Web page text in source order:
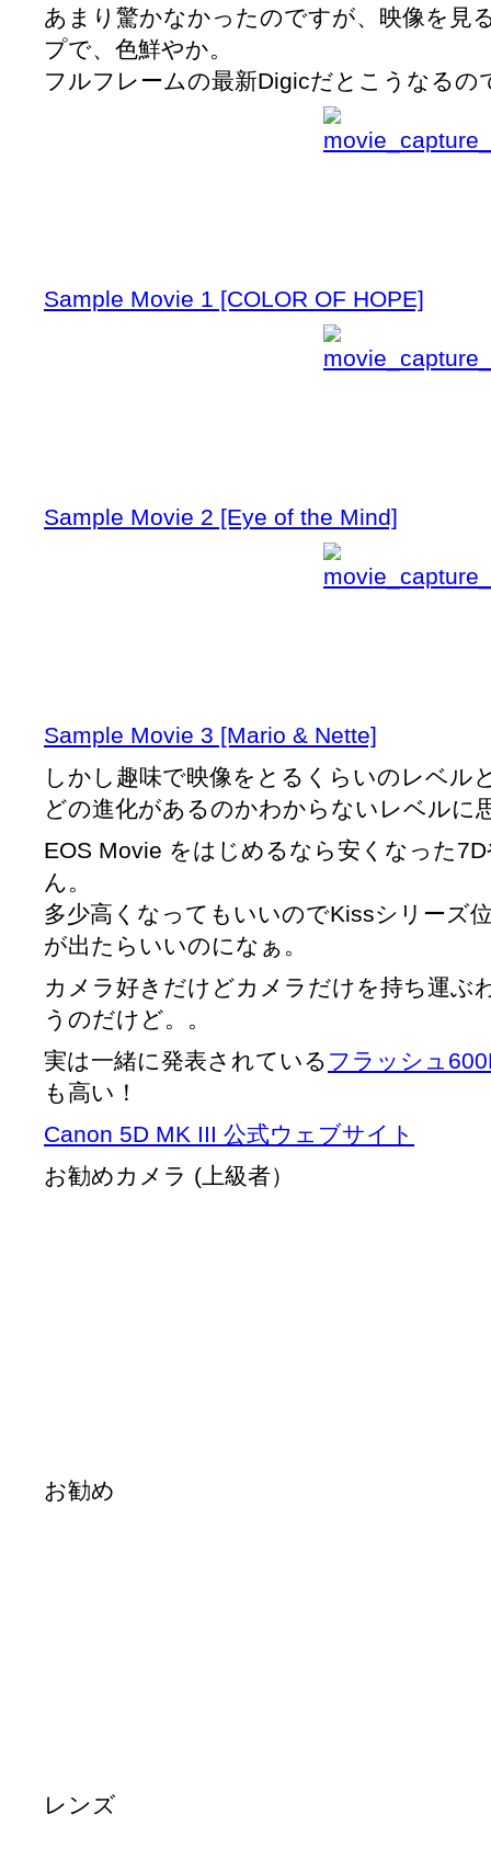
あまり驚かなかったのですが、映像を見
プで、色鮮やか。
フルフレームの最新Digicだとこうなるの
Sample Movie 1 [COLOR OF HOPE]
Sample Movie 2 [Eye of the Mind]
Sample Movie 3 [Mario & Nette]
しかし趣味で映像をとるくらいのレベル
どの進化があるのかわからないレベルに
EOS Movie をはじめるなら安くなった
ん。
多少高くなってもいいのでKissシリーズ
が出たらいいのになぁ。
カメラ好きだけどカメラだけを持ち運ぶ
うのだけど。。
実は一緒に発表されている フラッシュ
も高い！
Canon 5D MK III 公式ウェブサイト
お勧めカメラ (上級者）
お勧め
レンズ